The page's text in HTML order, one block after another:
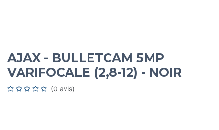
AJAX - BULLETCAM 5MP
VARIFOCALE (2,8-12) - NOIR
(0 avis)